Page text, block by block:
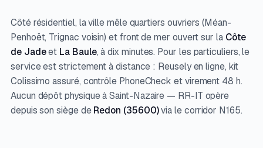
Côté résidentiel, la ville mêle quartiers ouvriers (Méan-
Penhoët, Trignac voisin) et front de mer ouvert sur la Côte
de Jadeet La Baule, à dix minutes. Pour les particuliers, le
service est strictement à distance : Reusely en ligne, kit
Colissimo assuré, contrôle PhoneCheck et virement 48 h.
Aucun dépôt physique à Saint-Nazaire — RR-IT opère
depuis son siège deRedon (35600)via le corridor N165.